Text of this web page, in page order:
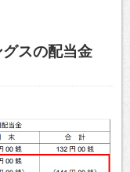
スの配当金